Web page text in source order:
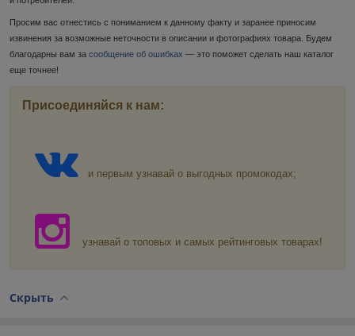
Просим вас отнестись с пониманием к данному факту и заранее приносим
извинения за возможные неточности в описании и фотографиях товара. Будем
благодарны вам за сообщение об ошибках — это поможет сделать наш каталог
еще точнее!
Присоединяйся к нам:
и первым узнавай о выгодных промокодах;
узнавай о топовых и самых рейтинговых товарах!
Скрыть